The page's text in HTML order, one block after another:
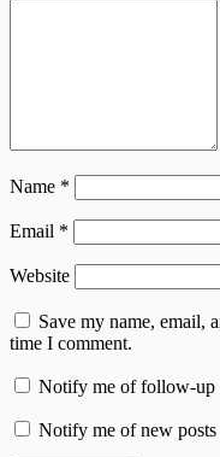
Name *
Email *
Website
Save my name, email,
time I comment.
Notify me of follow-up
Notify me of new posts